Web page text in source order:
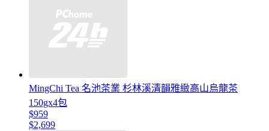
MingChi Tea 名池茶業 杉林溪清韻雅緻高山烏龍茶
150gx4包
$959
$2,699